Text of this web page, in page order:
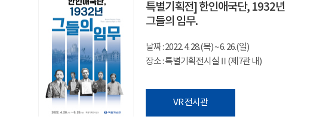
특별기획전] 한인애국단, 1932년
그들의 임무.
날짜 : 2022. 4. 28.(목) ~ 6. 26.(일)
장소 : 특별기획전시실Ⅱ(제7관 내)
VR 전시관